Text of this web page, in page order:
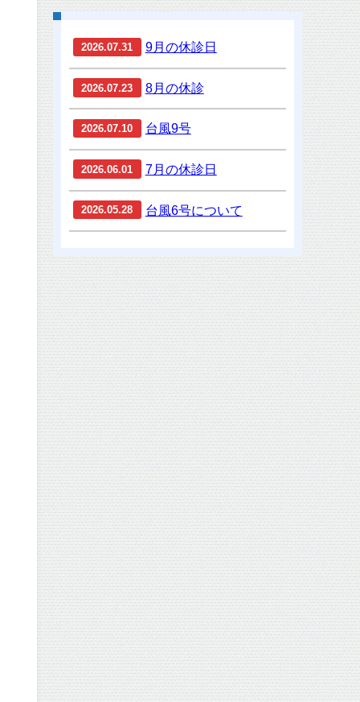
2026.07.31 9月の休診日
2026.07.23 8月の休診
2026.07.10 台風9号
2026.06.01 7月の休診日
2026.05.28 台風6号について